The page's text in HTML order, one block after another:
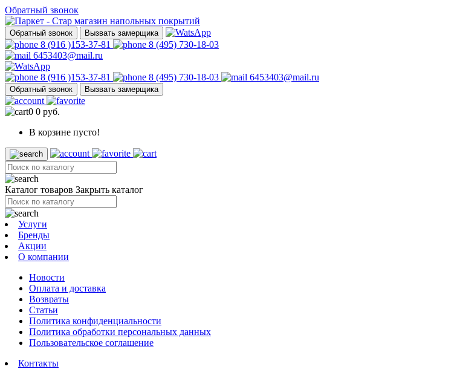
Обратный звонок
Обратный звонок Вызвать замерщика
8 (916 )153-37-81
8 (495) 730-18-03
6453403@mail.ru
8 (916 )153-37-81 8 (495) 730-18-03 6453403@mail.ru
Обратный звонок Вызвать замерщика
0 0 руб.
В корзине пусто!
Каталог товаров Закрыть каталог
Услуги
Бренды
Акции
О компании
Новости
Оплата и доставка
Возвраты
Статьи
Политика конфиденциальности
Политика обработки персональных данных
Пользовательское соглашение
Контакты